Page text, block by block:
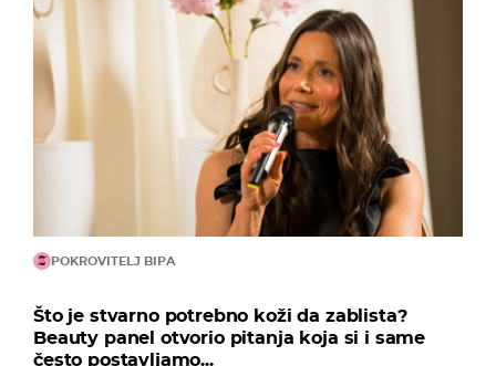
POKROVITELJ BIPA
Što je stvarno potrebno koži da zablista?
Beauty panel otvorio pitanja koja si i same
često postavljamo...